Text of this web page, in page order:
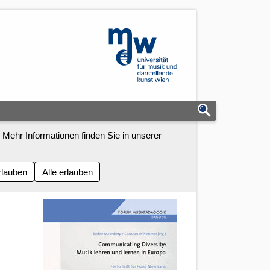
mdw - Homepage
Informationen finden Sie in unserer
Alle erlauben